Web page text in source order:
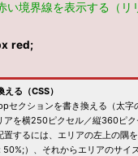
い境界線を表示する（リ
red;
る（CSS）
セクションを書き換える（太字
アを横250ピクセル／縦360ピ
するには、エリアの左上の隅
）、それからエリアのサイ